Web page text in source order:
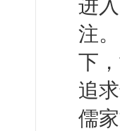
进
注
下
追
儒